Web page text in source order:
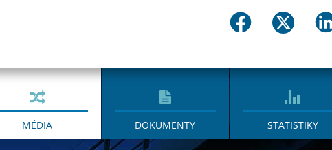
MÉDIA DOKUMENTY STATISTIKY